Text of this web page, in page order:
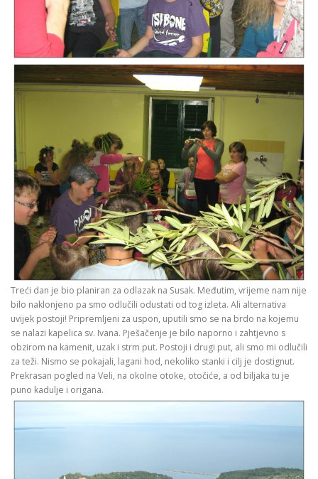
Treći dan je bio planiran za odlazak na Susak. Međutim, vrijeme nam nije
bilo naklonjeno pa smo odlučili odustati od tog izleta. Ali alternativa
uvijek postoji! Pripremljeni za uspon, uputili smo se na brdo na kojemu
se nalazi kapelica sv. Ivana. Pješačenje je bilo naporno i zahtjevno s
obzirom na kamenit, uzak i strm put. Postoji i drugi put, ali smo mi odlučili
za teži. Nismo se pokajali, lagani hod, nekoliko stanki i cilj je dostignut.
Prekrasan pogled na Veli, na okolne otoke, otočiće, a od biljaka tu je
puno kadulje i origana.